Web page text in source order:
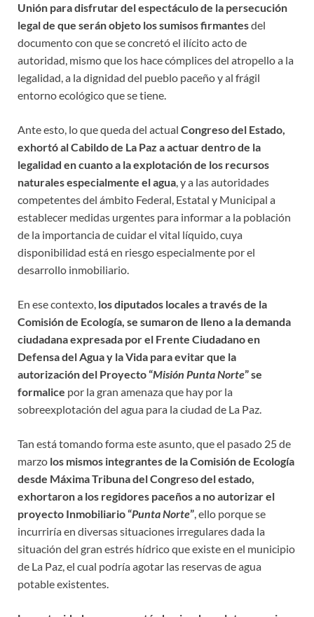
Unión para disfrutar del espectáculo de la persecución
legal de que serán objeto los sumisos firmantesdel
documento con que se concretó el ilícito acto de
autoridad, mismo que los hace cómplices del atropello a la
legalidad, a la dignidad del pueblo paceño y al frágil
entorno ecológico que se tiene.
Ante esto, lo que queda del actual Congreso del Estado,
exhortó al Cabildo de La Paz a actuar dentro de la
legalidad en cuanto a la explotación de los recursos
naturales especialmente el agua, y a las autoridades
competentes del ámbito Federal, Estatal y Municipal a
establecer medidas urgentes para informar a la población
de la importancia de cuidar el vital líquido, cuya
disponibilidad está en riesgo especialmente por el
desarrollo inmobiliario.
En ese contexto, los diputados locales a través de la
Comisión de Ecología, se sumaron de lleno a la demanda
ciudadana expresada por el Frente Ciudadano en
Defensa del Agua y la Vida para evitar que la
autorización del Proyecto “Misión Punta Norte” se
formalice por la gran amenaza que hay por la
sobreexplotación del agua para la ciudad de La Paz.
Tan está tomando forma este asunto, que el pasado 25 de
marzo los mismos integrantes de la Comisión de Ecología
desde Máxima Tribuna del Congreso del estado,
exhortaron a los regidores paceños a no autorizar el
proyecto Inmobiliario “Punta Norte”, ello porque se
incurriría en diversas situaciones irregulares dada la
situación del gran estrés hídrico que existe en el municipio
de La Paz, el cual podría agotar las reservas de agua
potable existentes.